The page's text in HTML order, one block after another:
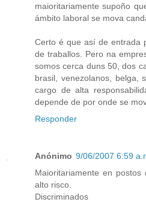
maioritariamente supoño
ámbito laboral se mova
Certo é que así de entrada
de traballos. Pero na
somos cerca duns 50, dos
brasil, venezolanos, belga,
cargo de alta
depende de por onde se
Responder
Anónimo 9/06/2007 6:59
Maioritariamente en
alto risco.
Discriminados